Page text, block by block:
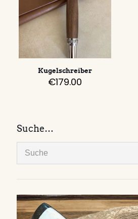
Kugelschreiber
€179.00
Suche…